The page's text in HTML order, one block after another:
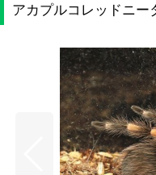
アカプルコレッドニ